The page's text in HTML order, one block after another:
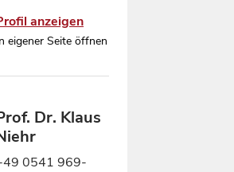
anzeigen
eigener Seite öffnen
Dr. Klaus
0541 969-